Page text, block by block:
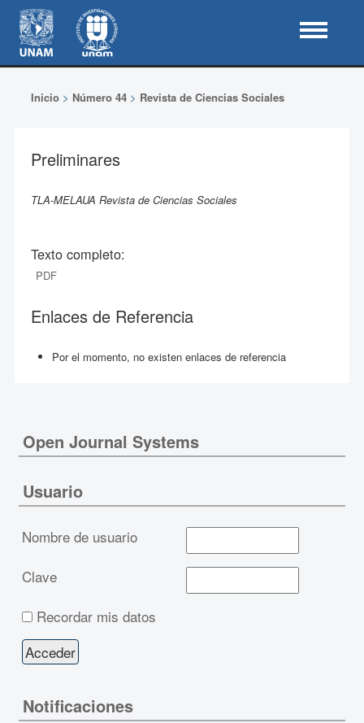
Inicio> Número 44> Revista de Ciencias Sociales
Preliminares
TLA-MELAUA Revista de Ciencias Sociales
Texto completo:
PDF
Enlaces de Referencia
Por el momento, no existen enlaces de referencia
Open Journal Systems
Usuario
Nombre de usuario
Clave
Recordar mis datos
Notificaciones